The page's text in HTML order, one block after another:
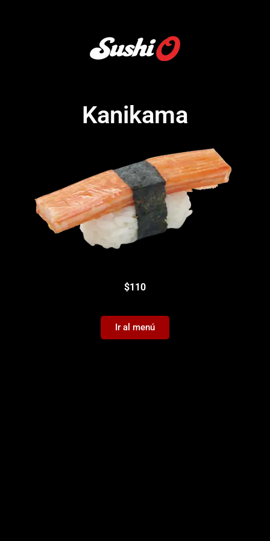
Kanikama
$110
Ir al menú